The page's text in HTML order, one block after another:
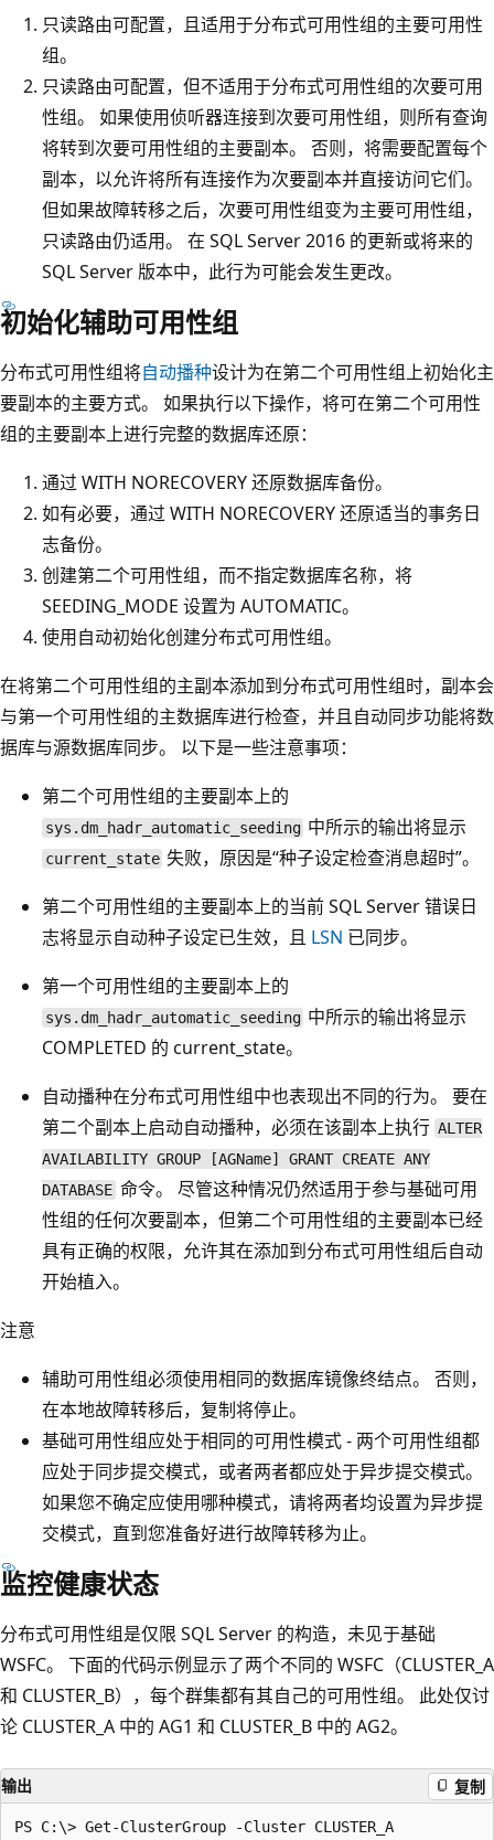
只读路由可配置，且适用于分布式可用性组的主要可用性
组。
只读路由可配置，但不适用于分布式可用性组的次要可用
性组。 如果使用侦听器连接到次要可用性组，则所有查询
将转到次要可用性组的主要副本。 否则，将需要配置每个
副本，以允许将所有连接作为次要副本并直接访问它们。
但如果故障转移之后，次要可用性组变为主要可用性组，
只读路由仍适用。 在 SQL Server 2016 的更新或将来的
SQL Server 版本中，此行为可能会发生更改。
初始化辅助可用性组
分布式可用性组将自动播种设计为在第二个可用性组上初始化主
要副本的主要方式。 如果执行以下操作，将可在第二个可用性
组的主要副本上进行完整的数据库还原：
通过 WITH NORECOVERY 还原数据库备份。
如有必要，通过 WITH NORECOVERY 还原适当的事务日
志备份。
创建第二个可用性组，而不指定数据库名称，将
SEEDING_MODE 设置为 AUTOMATIC。
使用自动初始化创建分布式可用性组。
在将第二个可用性组的主副本添加到分布式可用性组时，副本会
与第一个可用性组的主数据库进行检查，并且自动同步功能将数
据库与源数据库同步。 以下是一些注意事项：
第二个可用性组的主要副本上的
sys.dm_hadr_automatic_seeding 中所示的输出将显示
current_state 失败，原因是“种子设定检查消息超时”。
第二个可用性组的主要副本上的当前 SQL Server 错误日
志将显示自动种子设定已生效，且 LSN 已同步。
第一个可用性组的主要副本上的
sys.dm_hadr_automatic_seeding 中所示的输出将显示
COMPLETED 的 current_state。
自动播种在分布式可用性组中也表现出不同的行为。 要在
第二个副本上启动自动播种，必须在该副本上执行 ALTER
AVAILABILITY GROUP [AGName] GRANT CREATE ANY
DATABASE 命令。 尽管这种情况仍然适用于参与基础可用
性组的任何次要副本，但第二个可用性组的主要副本已经
具有正确的权限，允许其在添加到分布式可用性组后自动
开始植入。
注意
辅助可用性组必须使用相同的数据库镜像终结点。 否则，
在本地故障转移后，复制将停止。
基础可用性组应处于相同的可用性模式 - 两个可用性组都
应处于同步提交模式，或者两者都应处于异步提交模式。
如果您不确定应使用哪种模式，请将两者均设置为异步提
交模式，直到您准备好进行故障转移为止。
监控健康状态
分布式可用性组是仅限 SQL Server 的构造，未见于基础
WSFC。 下面的代码示例显示了两个不同的 WSFC（CLUSTER_A
和 CLUSTER_B），每个群集都有其自己的可用性组。 此处仅讨
论 CLUSTER_A 中的 AG1 和 CLUSTER_B 中的 AG2。
输出 复制
PS C:\> Get-ClusterGroup -Cluster CLUSTER_A